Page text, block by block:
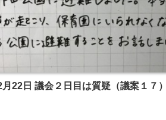
22日 議会２日目は質疑（議案１７）